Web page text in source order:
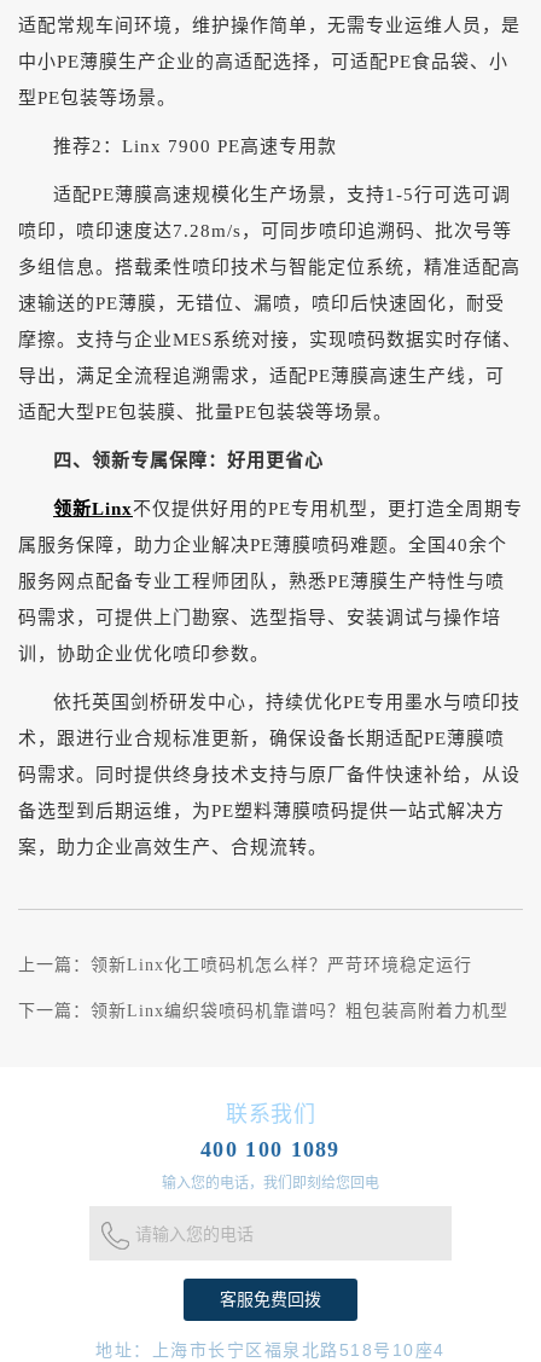
适配常规车间环境，维护操作简单，无需专业运维人员，是
中小PE薄膜生产企业的高适配选择，可适配PE食品袋、小
型PE包装等场景。
推荐2：Linx 7900 PE高速专用款
适配PE薄膜高速规模化生产场景，支持1-5行可选可调
喷印，喷印速度达7.28m/s，可同步喷印追溯码、批次号等
多组信息。搭载柔性喷印技术与智能定位系统，精准适配高
速输送的PE薄膜，无错位、漏喷，喷印后快速固化，耐受
摩擦。支持与企业MES系统对接，实现喷码数据实时存储、
导出，满足全流程追溯需求，适配PE薄膜高速生产线，可
适配大型PE包装膜、批量PE包装袋等场景。
四、领新专属保障：好用更省心
领新Linx不仅提供好用的PE专用机型，更打造全周期专
属服务保障，助力企业解决PE薄膜喷码难题。全国40余个
服务网点配备专业工程师团队，熟悉PE薄膜生产特性与喷
码需求，可提供上门勘察、选型指导、安装调试与操作培
训，协助企业优化喷印参数。
依托英国剑桥研发中心，持续优化PE专用墨水与喷印技
术，跟进行业合规标准更新，确保设备长期适配PE薄膜喷
码需求。同时提供终身技术支持与原厂备件快速补给，从设
备选型到后期运维，为PE塑料薄膜喷码提供一站式解决方
案，助力企业高效生产、合规流转。
上一篇： 领新Linx化工喷码机怎么样？严苛环境稳定运行
下一篇： 领新Linx编织袋喷码机靠谱吗？粗包装高附着力机型
联系我们
400 100 1089
输入您的电话，我们即刻给您回电
请输入您的电话
地址：上海市长宁区福泉北路518号10座4